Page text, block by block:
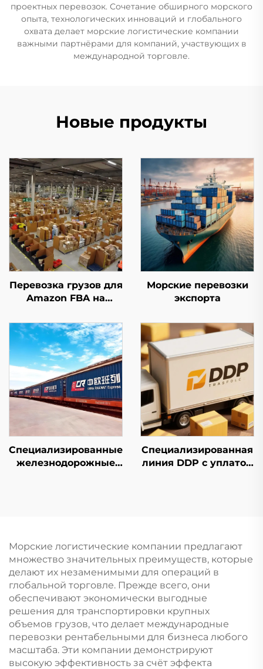
проектных перевозок. Сочетание обширного морского
опыта, технологических инноваций и глобального
охвата делает морские логистические компании
важными партнёрами для компаний, участвующих в
международной торговле.
Новые продукты
Перевозка грузов для
Amazon FBA на
Морские перевозки
экспорта
Специализированные
железнодорожные
Специализированная
линия DDP с уплатой
Морские логистические компании предлагают
множество значительных преимуществ, которые
делают их незаменимыми для операций в
глобальной торговле. Прежде всего, они
обеспечивают экономически выгодные
решения для транспортировки крупных
объемов грузов, что делает международные
перевозки рентабельными для бизнеса любого
масштаба. Эти компании демонстрируют
высокую эффективность за счёт эффекта